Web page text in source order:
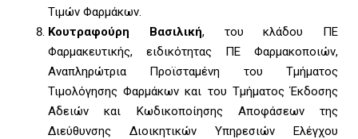
Τιμών Φαρμάκων.
Κουτραφούρη Βασιλική, του κλάδου ΠΕ
Φαρμακευτικής, ειδικότητας ΠΕ Φαρμακοποιών,
Αναπληρώτρια Προϊσταμένη του Τμήματος
Τιμολόγησης Φαρμάκων και του Τμήματος Έκδοσης
Αδειών και Κωδικοποίησης Αποφάσεων της
Διεύθυνσης Διοικητικών Υπηρεσιών Ελέγχου